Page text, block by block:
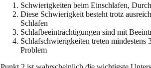
Schwierigkeiten beim Einschlafen,
Diese Schwierigkeit besteht trotz
Schlafen
Schlafbeeinträchtigungen sind mit
Schlafschwierigkeiten treten
Problem